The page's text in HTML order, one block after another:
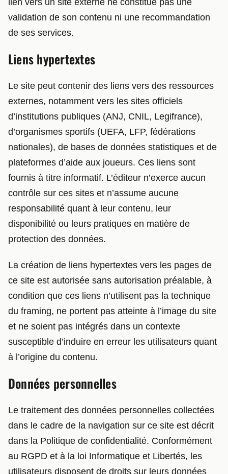
lien vers un site externe ne constitue pas une
validation de son contenu ni une recommandation
de ses services.
Liens hypertextes
Le site peut contenir des liens vers des ressources
externes, notamment vers les sites officiels
d’institutions publiques (ANJ, CNIL, Legifrance),
d’organismes sportifs (UEFA, LFP, fédérations
nationales), de bases de données statistiques et de
plateformes d’aide aux joueurs. Ces liens sont
fournis à titre informatif. L’éditeur n’exerce aucun
contrôle sur ces sites et n’assume aucune
responsabilité quant à leur contenu, leur
disponibilité ou leurs pratiques en matière de
protection des données.
La création de liens hypertextes vers les pages de
ce site est autorisée sans autorisation préalable, à
condition que ces liens n’utilisent pas la technique
du framing, ne portent pas atteinte à l’image du site
et ne soient pas intégrés dans un contexte
susceptible d’induire en erreur les utilisateurs quant
à l’origine du contenu.
Données personnelles
Le traitement des données personnelles collectées
dans le cadre de la navigation sur ce site est décrit
dans la Politique de confidentialité. Conformément
au RGPD et à la loi Informatique et Libertés, les
utilisateurs disposent de droits sur leurs données